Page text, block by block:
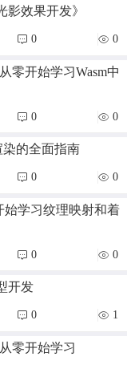
影效果开发》
0 0
零开始学习Wasm中
0 0
染的全面指南
0 0
始学习纹理映射和着
0 0
开发
0 1
零开始学习